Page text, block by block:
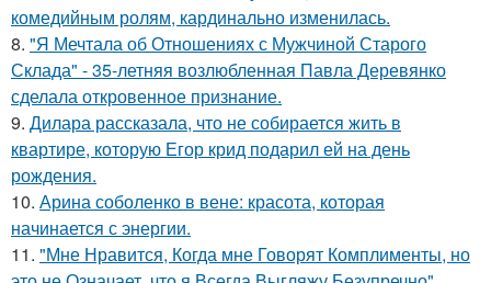
комедийным ролям, кардинально изменилась.
8. "Я Мечтала об Отношениях с Мужчиной Старого
Склада" - 35-летняя возлюбленная Павла Деревянко
сделала откровенное признание.
9. Дилара рассказала, что не собирается жить в
квартире, которую Егор крид подарил ей на день
рождения.
10. Арина соболенко в вене: красота, которая
начинается с энергии.
11. "Мне Нравится, Когда мне Говорят Комплименты, но